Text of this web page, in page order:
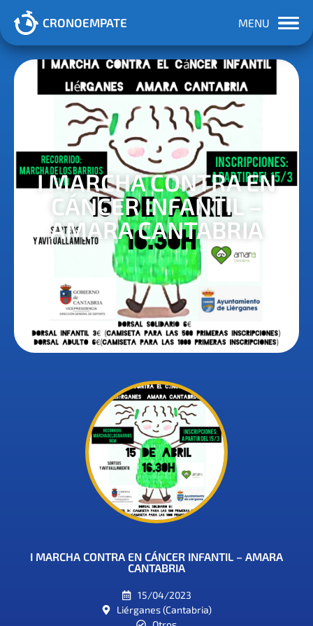
CRONOEMPATE MENU
I MARCHA CONTRA EN
CÁNCER INFANTIL –
AMARA CANTABRIA
I MARCHA CONTRA EN CÁNCER INFANTIL – AMARA
CANTABRIA
15/04/2023
Liérganes (Cantabria)